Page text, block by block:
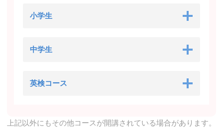
小学生
中学生
英検コース
上記以外にもその他コースが開講されている場合があります。